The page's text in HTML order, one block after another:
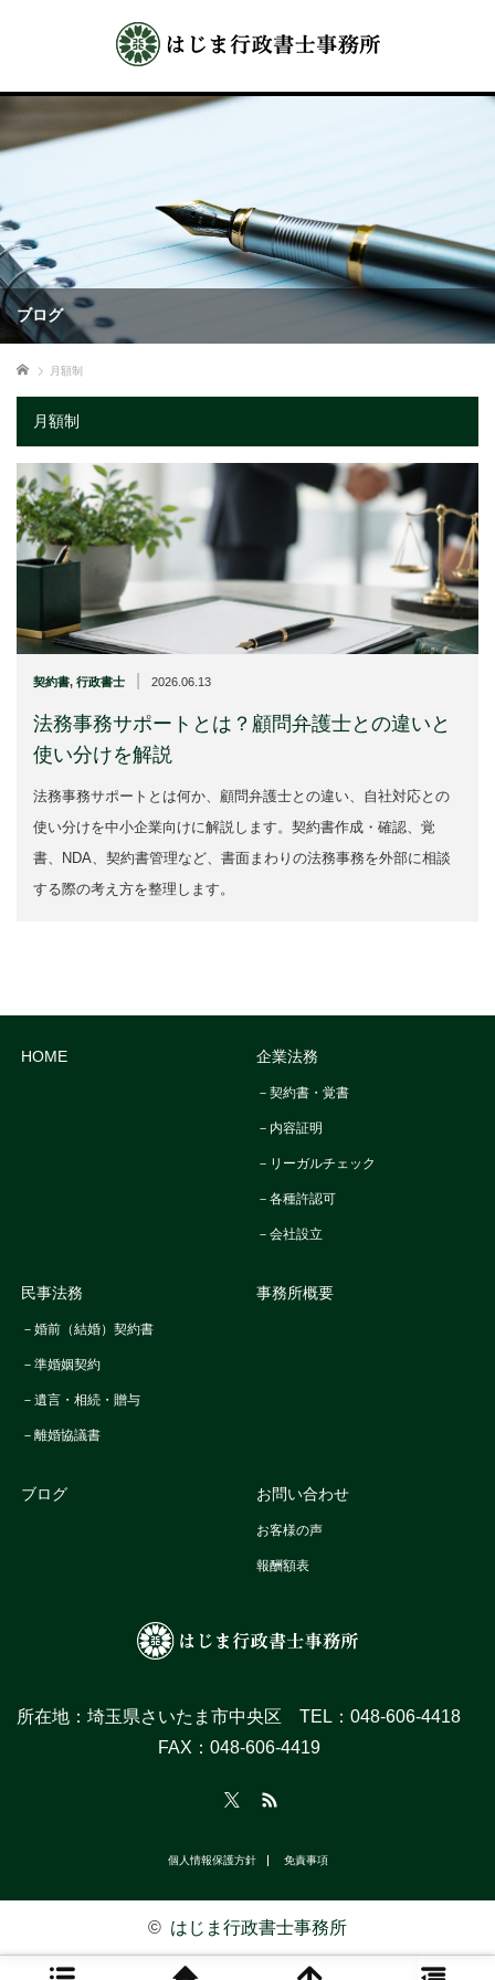
ブログ
ホーム 月額制
月額制
契約書, 行政書士 2026.06.13
法務事務サポートとは？顧問弁護士との違いと
使い分けを解説
法務事務サポートとは何か、顧問弁護士との違い、自社対応との
使い分けを中小企業向けに解説します。契約書作成・確認、覚
書、NDA、契約書管理など、書面まわりの法務事務を外部に相談
する際の考え方を整理します。
HOME 企業法務
－契約書・覚書
－内容証明
－リーガルチェック
－各種許認可
－会社設立
民事法務
－婚前（結婚）契約書
－準婚姻契約
－遺言・相続・贈与
－離婚協議書
事務所概要
ブログ お問い合わせ
お客様の声
報酬額表
所在地：埼玉県さいたま市中央区 TEL：048‐606-4418
FAX：048‐606-4419
個人情報保護方針 免責事項
© はじま行政書士事務所